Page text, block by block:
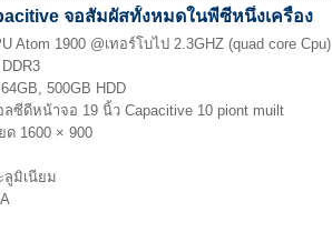
จอสัมผัสทั้งหมดในพีซีหนึ่งเครื่อง
Atom 1900 @เทอร์โบไป 2.3GHZ (quad core Cpu)
500GB HDD
ซีดีหน้าจอ 19 นิ้ว Capacitive 10 piont muilt
ด 1600 × 900
ลูมิเนียม